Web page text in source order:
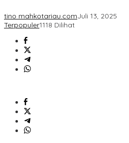
tino mahkotariau.comJuli 13, 2025
Terpopuler1118 Dilihat